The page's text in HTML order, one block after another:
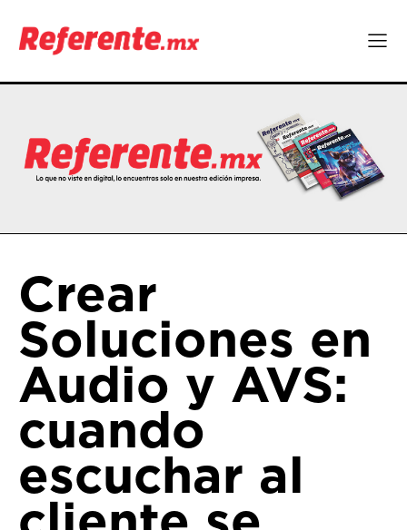
Crear
Soluciones en
Audio y AVS:
cuando
escuchar al